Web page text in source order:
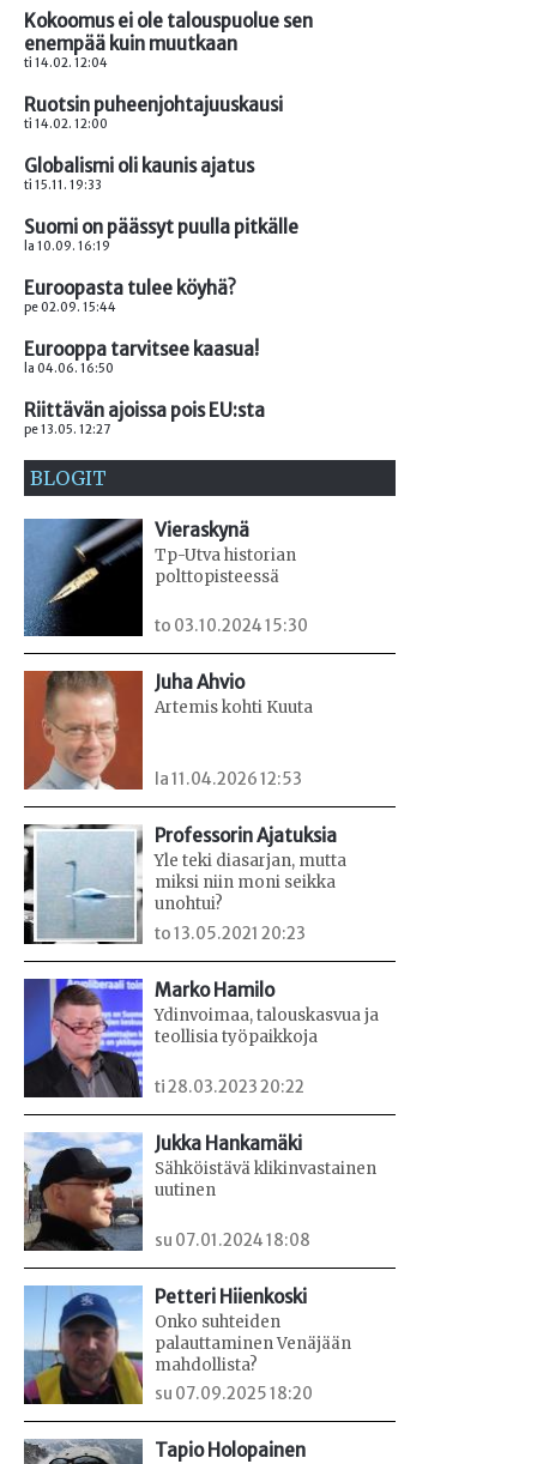
Kokoomus ei ole talouspuolue sen
enempää kuin muutkaan
ti 14.02. 12:04
Ruotsin puheenjohtajuuskausi
ti 14.02. 12:00
Globalismi oli kaunis ajatus
ti 15.11. 19:33
Suomi on päässyt puulla pitkälle
la 10.09. 16:19
Euroopasta tulee köyhä?
pe 02.09. 15:44
Eurooppa tarvitsee kaasua!
la 04.06. 16:50
Riittävän ajoissa pois EU:sta
pe 13.05. 12:27
BLOGIT
Vieraskynä
Tp-Utva historian
polttopisteessä
to 03.10.2024 15:30
Juha Ahvio
Artemis kohti Kuuta
la 11.04.2026 12:53
Professorin Ajatuksia
Yle teki diasarjan, mutta
miksi niin moni seikka
unohtui?
to 13.05.2021 20:23
Marko Hamilo
Ydinvoimaa, talouskasvua ja
teollisia työpaikkoja
ti 28.03.2023 20:22
Jukka Hankamäki
Sähköistävä klikinvastainen
uutinen
su 07.01.2024 18:08
Petteri Hiienkoski
Onko suhteiden
palauttaminen Venäjään
mahdollista?
su 07.09.2025 18:20
Tapio Holopainen